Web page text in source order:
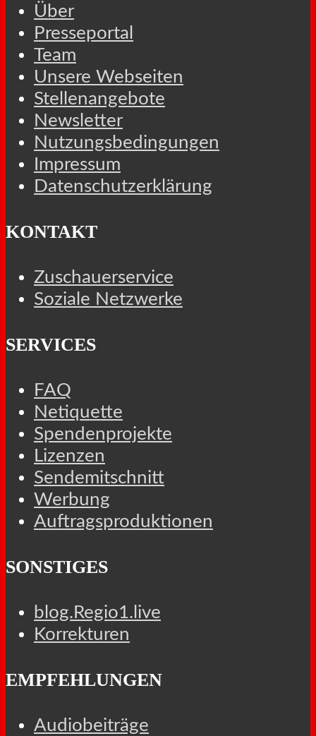
Über
Presseportal
Team
Unsere Webseiten
Stellenangebote
Newsletter
Nutzungsbedingungen
Impressum
Datenschutzerklärung
KONTAKT
Zuschauerservice
Soziale Netzwerke
SERVICES
FAQ
Netiquette
Spendenprojekte
Lizenzen
Sendemitschnitt
Werbung
Auftragsproduktionen
SONSTIGES
blog.Regio1.live
Korrekturen
EMPFEHLUNGEN
Audiobeiträge